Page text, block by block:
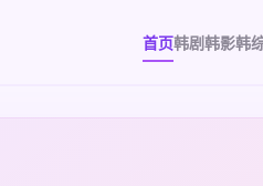
首页韩剧韩影韩